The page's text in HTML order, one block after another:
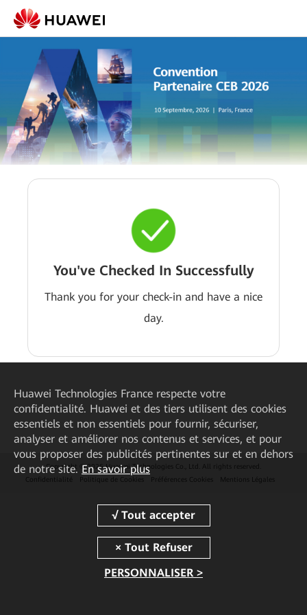
You've Checked In Successfully
Thank you for your check-in and have a nice
day.
Copyright © 2026 Huawei Technologies Co., Ltd. All rights reserved.
Confidentialité
Politique de Cookies Préférences Cookies Mentions Légales
Huawei Technologies France respecte votre
confidentialité. Huawei et des tiers utilisent des cookies
essentiels et non essentiels pour fournir, sécuriser,
analyser et améliorer nos contenus et services, et pour
vous proposer des publicités pertinentes sur et en dehors
de notre site. En savoir plus
PERSONNALISER >